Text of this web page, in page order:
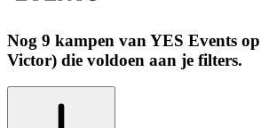
Nog 9 kampen van YES Events op
Victor) die voldoen aan je filters.